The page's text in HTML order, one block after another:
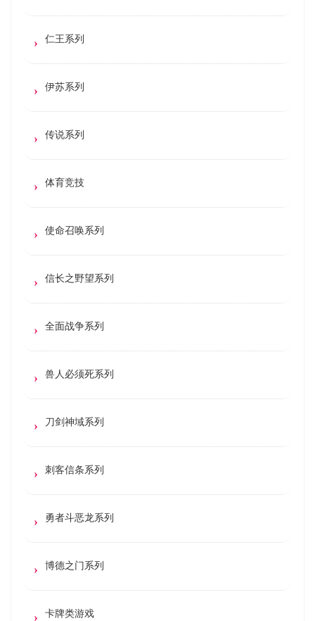
仁王系列
伊苏系列
传说系列
体育竞技
使命召唤系列
信长之野望系列
全面战争系列
兽人必须死系列
刀剑神域系列
刺客信条系列
勇者斗恶龙系列
博德之门系列
卡牌类游戏